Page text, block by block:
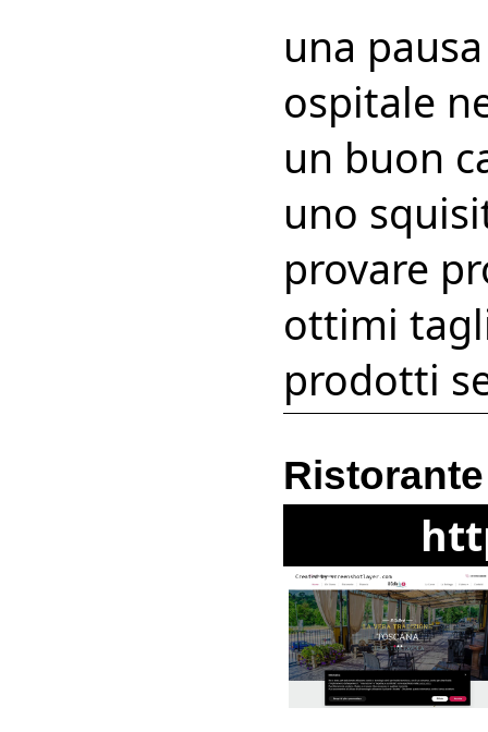
una
ospitale
un buon
uno
provare
ottimi
prodotti